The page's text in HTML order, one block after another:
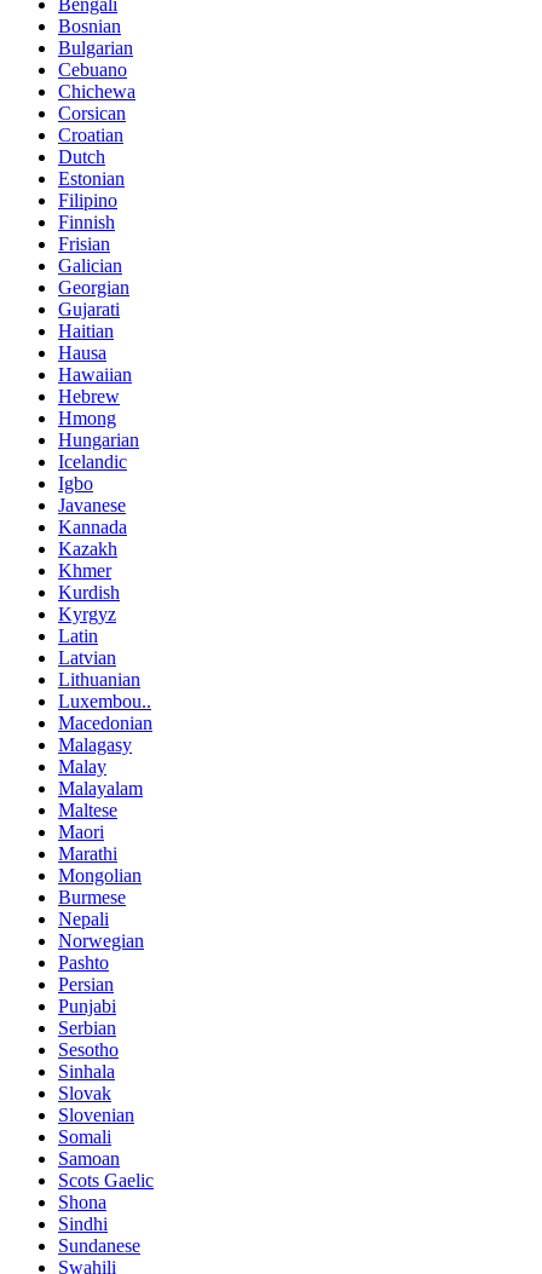
Bengali
Bosnian
Bulgarian
Cebuano
Chichewa
Corsican
Croatian
Dutch
Estonian
Filipino
Finnish
Frisian
Galician
Georgian
Gujarati
Haitian
Hausa
Hawaiian
Hebrew
Hmong
Hungarian
Icelandic
Igbo
Javanese
Kannada
Kazakh
Khmer
Kurdish
Kyrgyz
Latin
Latvian
Lithuanian
Luxembou..
Macedonian
Malagasy
Malay
Malayalam
Maltese
Maori
Marathi
Mongolian
Burmese
Nepali
Norwegian
Pashto
Persian
Punjabi
Serbian
Sesotho
Sinhala
Slovak
Slovenian
Somali
Samoan
Scots Gaelic
Shona
Sindhi
Sundanese
Swahili